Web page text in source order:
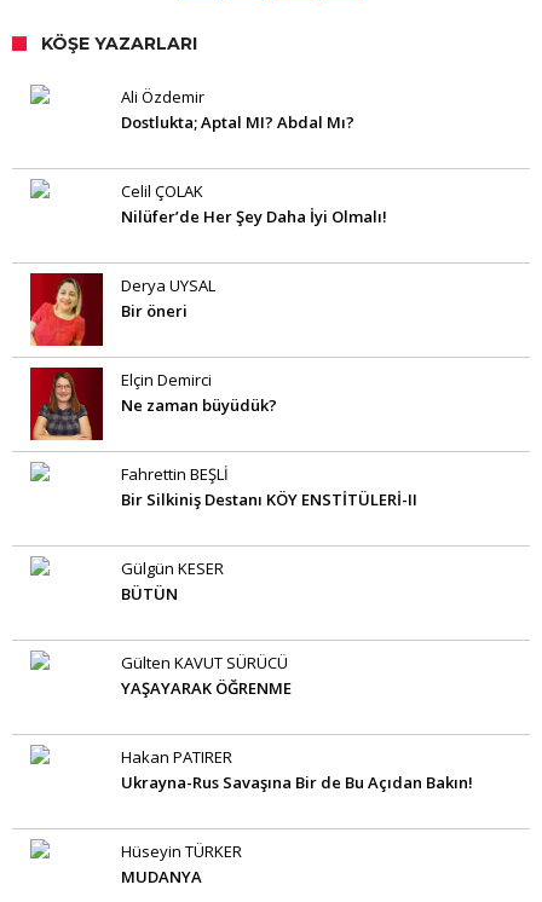
KÖŞE YAZARLARI
Ali Özdemir
Dostlukta; Aptal MI? Abdal Mı?
Celil ÇOLAK
Nilüfer’de Her Şey Daha İyi Olmalı!
Derya UYSAL
Bir öneri
Elçin Demirci
Ne zaman büyüdük?
Fahrettin BEŞLİ
Bir Silkiniş Destanı KÖY ENSTİTÜLERİ-II
Gülgün KESER
BÜTÜN
Gülten KAVUT SÜRÜCÜ
YAŞAYARAK ÖĞRENME
Hakan PATIRER
Ukrayna-Rus Savaşına Bir de Bu Açıdan Bakın!
Hüseyin TÜRKER
MUDANYA